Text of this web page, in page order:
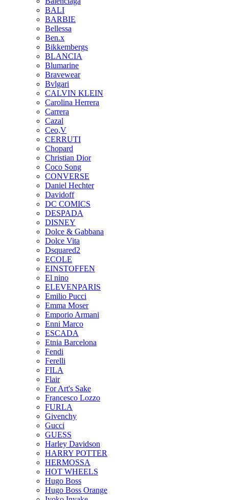
BALI
BARBIE
Bellessa
Ben.x
Bikkembergs
BLANCIA
Blumarine
Bravewear
Bvlgari
CALVIN KLEIN
Carolina Herrera
Carrera
Cazal
Ceo,V
CERRUTI
Chopard
Christian Dior
Coco Song
CONVERSE
Daniel Hechter
Davidoff
DC COMICS
DESPADA
DISNEY
Dolce & Gabbana
Dolce Vita
Dsquared2
ECOLE
EINSTOFFEN
El nino
ELEVENPARIS
Emilio Pucci
Emma Moser
Emporio Armani
Enni Marco
ESCADA
Etnia Barcelona
Fendi
Ferelli
FILA
Flair
For Art's Sake
Francesco Lozzo
FURLA
Givenchy
Gucci
GUESS
Harley Davidson
HARRY POTTER
HERMOSSA
HOT WHEELS
Hugo Boss
Hugo Boss Orange